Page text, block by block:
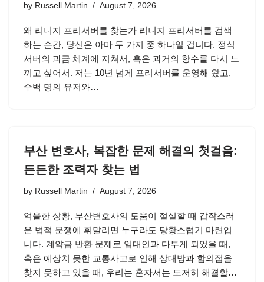
by Russell Martin August 7, 2026
왜 리니지 프리서버를 찾는가 리니지 프리서버를 검색
하는 순간, 당신은 아마 두 가지 중 하나일 겁니다. 정식
서버의 과금 체계에 지쳐서, 혹은 과거의 향수를 다시 느
끼고 싶어서. 저는 10년 넘게 프리서버를 운영해 왔고,
수백 명의 유저와…
부산 변호사, 복잡한 문제 해결의 첫걸음:
든든한 조력자 찾는 법
by Russell Martin August 7, 2026
억울한 상황, 부산변호사의 도움이 절실할 때 갑작스러
운 법적 분쟁에 휘말리면 누구라도 당황스럽기 마련입
니다. 계약금 반환 문제로 임대인과 다투게 되었을 때,
혹은 예상치 못한 교통사고로 인해 상대방과 합의점을
찾지 못하고 있을 때, 우리는 혼자서는 도저히 해결할…